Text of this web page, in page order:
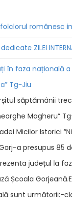
folclorul românesc
ZILEI
în faza națională
Tg-Jiu
săptămânii
Magheru”
Micilor Istorici
a presupus 85
județul la
Școala
sunt următorii:-